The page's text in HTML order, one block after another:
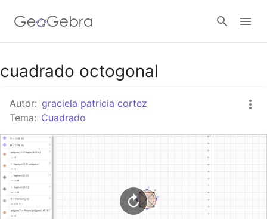
Google Classroom
GeoGebra Classroom
cuadrado octogonal
Autor: graciela patricia cortez
Tema: Cuadrado